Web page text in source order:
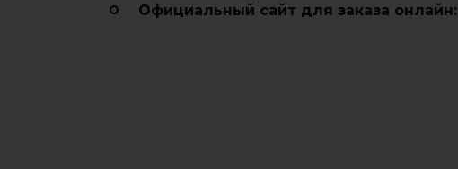
Официальный сайт для заказа онлайн: